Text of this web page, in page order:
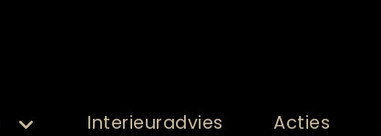
Interieuradvies Acties